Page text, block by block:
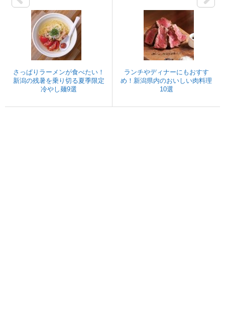
さっぱりラーメンが食べたい！
新潟の残暑を乗り切る夏季限定
冷やし麺9選
ランチやディナーにもおすす
め！新潟県内のおいしい肉料理
10選